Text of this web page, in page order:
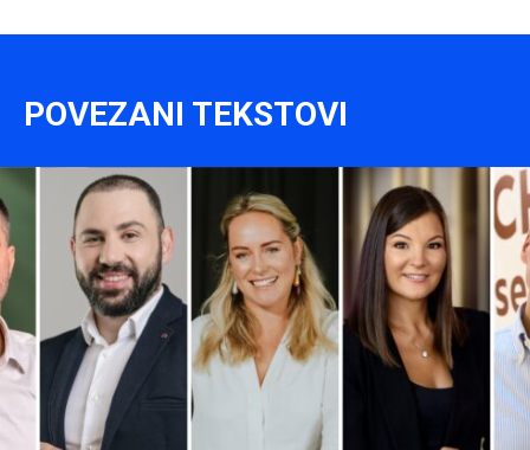
POVEZANI TEKSTOVI